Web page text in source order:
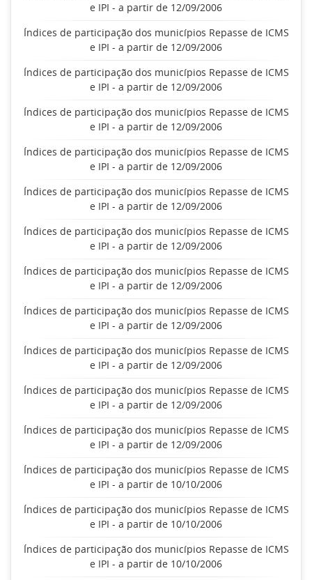
e IPI - a partir de 12/09/2006
Índices de participação dos municípios Repasse de ICMS
e IPI - a partir de 12/09/2006
Índices de participação dos municípios Repasse de ICMS
e IPI - a partir de 12/09/2006
Índices de participação dos municípios Repasse de ICMS
e IPI - a partir de 12/09/2006
Índices de participação dos municípios Repasse de ICMS
e IPI - a partir de 12/09/2006
Índices de participação dos municípios Repasse de ICMS
e IPI - a partir de 12/09/2006
Índices de participação dos municípios Repasse de ICMS
e IPI - a partir de 12/09/2006
Índices de participação dos municípios Repasse de ICMS
e IPI - a partir de 12/09/2006
Índices de participação dos municípios Repasse de ICMS
e IPI - a partir de 12/09/2006
Índices de participação dos municípios Repasse de ICMS
e IPI - a partir de 12/09/2006
Índices de participação dos municípios Repasse de ICMS
e IPI - a partir de 12/09/2006
Índices de participação dos municípios Repasse de ICMS
e IPI - a partir de 12/09/2006
Índices de participação dos municípios Repasse de ICMS
e IPI - a partir de 10/10/2006
Índices de participação dos municípios Repasse de ICMS
e IPI - a partir de 10/10/2006
Índices de participação dos municípios Repasse de ICMS
e IPI - a partir de 10/10/2006